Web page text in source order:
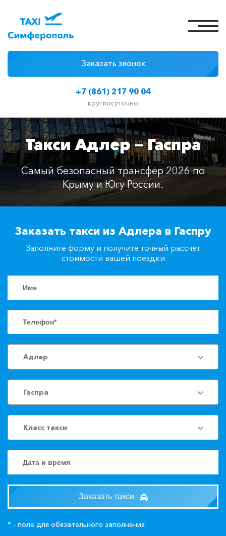
+7 (861) 217 90 04
круглосуточно
Заказать звонок
Цены на такси
Классы автомобилей
Отзывы
Контакты
+7(861)217-90-04
Такси Адлер — Гаспра
Самый безопасный трансфер 2026 по
Крыму и Югу России.
Заказать такси из Адлера в Гаспру
Заполните форму и получите точный рассчет
стоимости вашей поездки
Адлер
Гаспра
Класс такси
Заказать такси
* - поле для обязательного заполнения